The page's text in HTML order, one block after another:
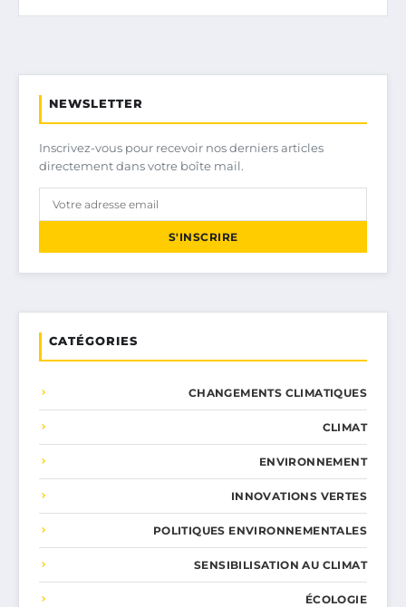
NEWSLETTER
Inscrivez-vous pour recevoir nos derniers articles
directement dans votre boîte mail.
S'INSCRIRE
CATÉGORIES
CHANGEMENTS CLIMATIQUES
CLIMAT
ENVIRONNEMENT
INNOVATIONS VERTES
POLITIQUES ENVIRONNEMENTALES
SENSIBILISATION AU CLIMAT
ÉCOLOGIE